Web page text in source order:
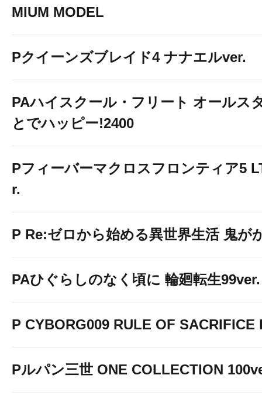
MIUM MODEL
Pクイーンズブレイド4 ナナエルver.
PAハイスクール・フリート オールス
とでハッピー!2400
Pフィーバーマクロスフロンティア5
r.
P Re:ゼロから始める異世界生活 鬼が
PAひぐらしのなく頃に 輪廻転生99ver.
P CYBORG009 RULE OF SACRIFICE
Pルパン三世 ONE COLLECTION